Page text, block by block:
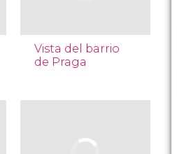
Vista del barrio
de Praga